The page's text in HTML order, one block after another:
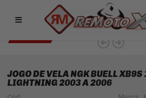
Remotox
10% OFF NO PIX
JOGO DE VELA NGK BUELL
LIGHTNING 2003 A 2006